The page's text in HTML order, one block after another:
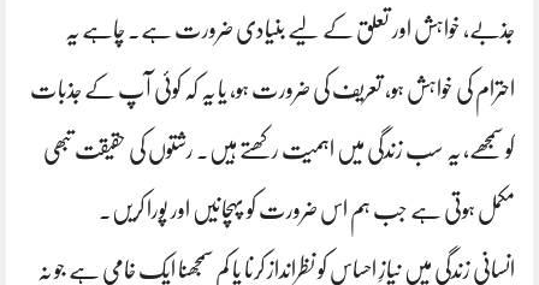
جذبے، خواہش اور تعلق کے لیے بنیادی ضرورت ہے۔ چاہے یہ
احترام کی خواہش ہو، تعریف کی ضرورت ہو، یا یہ کہ کوئی آپ کے جذبات
کو سمجھے، یہ سب زندگی میں اہمیت رکھتے ہیں۔ رشتوں کی حقیقت تبھی
مکمل ہوتی ہے جب ہم اس ضرورت کو پہچانیں اور پورا کریں۔
انسانی زندگی میں نیازِ احساس کو نظرانداز کرنا یا کم سمجھنا ایک خامی ہے جو نہ